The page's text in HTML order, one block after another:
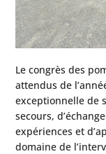
Le congrès des
attendus de
exceptionnelle de
secours,
expériences et
domaine de